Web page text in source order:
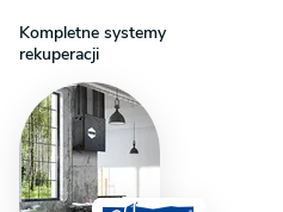
i wspólnemu
Wyraźny podział na
zapewnia komfort i
domownikom,
salonu.
Praktyczny,
Kompletne systemy
rekuperacji